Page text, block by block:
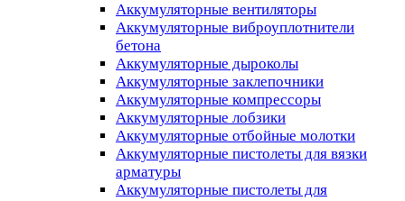
Аккумуляторные вентиляторы
Аккумуляторные виброуплотнители
бетона
Аккумуляторные дыроколы
Аккумуляторные заклепочники
Аккумуляторные компрессоры
Аккумуляторные лобзики
Аккумуляторные отбойные молотки
Аккумуляторные пистолеты для вязки
арматуры
Аккумуляторные пистолеты для